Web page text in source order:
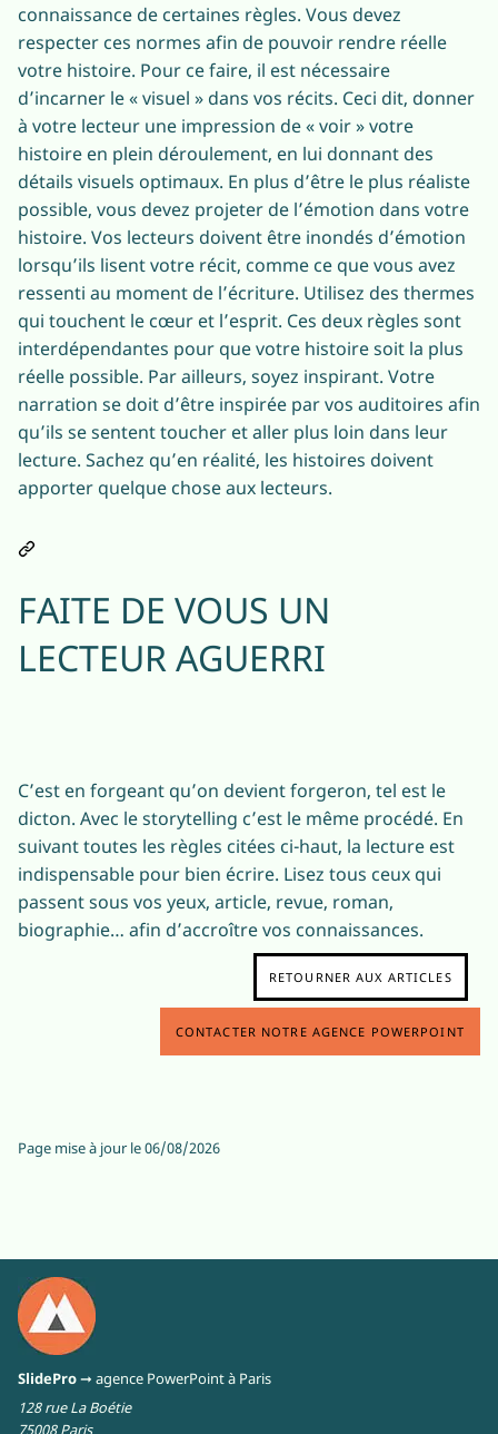
connaissance de certaines règles. Vous devez
respecter ces normes afin de pouvoir rendre réelle
votre histoire. Pour ce faire, il est nécessaire
d’incarner le « visuel » dans vos récits. Ceci dit, donner
à votre lecteur une impression de « voir » votre
histoire en plein déroulement, en lui donnant des
détails visuels optimaux. En plus d’être le plus réaliste
possible, vous devez projeter de l’émotion dans votre
histoire. Vos lecteurs doivent être inondés d’émotion
lorsqu’ils lisent votre récit, comme ce que vous avez
ressenti au moment de l’écriture. Utilisez des thermes
qui touchent le cœur et l’esprit. Ces deux règles sont
interdépendantes pour que votre histoire soit la plus
réelle possible. Par ailleurs, soyez inspirant. Votre
narration se doit d’être inspirée par vos auditoires afin
qu’ils se sentent toucher et aller plus loin dans leur
lecture. Sachez qu’en réalité, les histoires doivent
apporter quelque chose aux lecteurs.
FAITE DE VOUS UN
LECTEUR AGUERRI
C’est en forgeant qu’on devient forgeron, tel est le
dicton. Avec le storytelling c’est le même procédé. En
suivant toutes les règles citées ci-haut, la lecture est
indispensable pour bien écrire. Lisez tous ceux qui
passent sous vos yeux, article, revue, roman,
biographie… afin d’accroître vos connaissances.
RETOURNER AUX ARTICLES
CONTACTER NOTRE AGENCE POWERPOINT
Page mise à jour le06/08/2026
SlidePro➞ agence PowerPoint à Paris
128 rue La Boétie